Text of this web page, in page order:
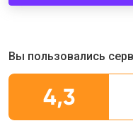
Вы пользовались
4,3